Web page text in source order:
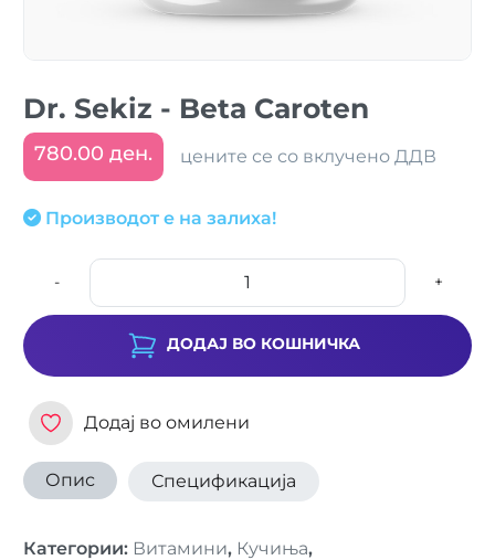
Dr. Sekiz - Beta Caroten
780.00 ден. цените се со вклучено ДДВ
Производот е на залиха!
- +
ДОДАЈ ВО КОШНИЧКА
Додај во омилени
Опис Спецификација
Категории: Витамини, Кучиња,